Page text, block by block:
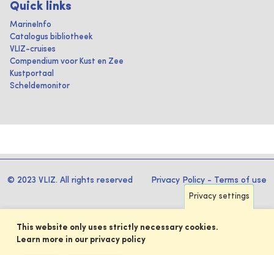
Quick links
MarineInfo
Catalogus bibliotheek
VLIZ-cruises
Compendium voor Kust en Zee
Kustportaal
Scheldemonitor
© 2023 VLIZ. All rights reserved Privacy Policy - Terms of use
Privacy settings
This website only uses strictly necessary cookies.
Learn more in our privacy policy